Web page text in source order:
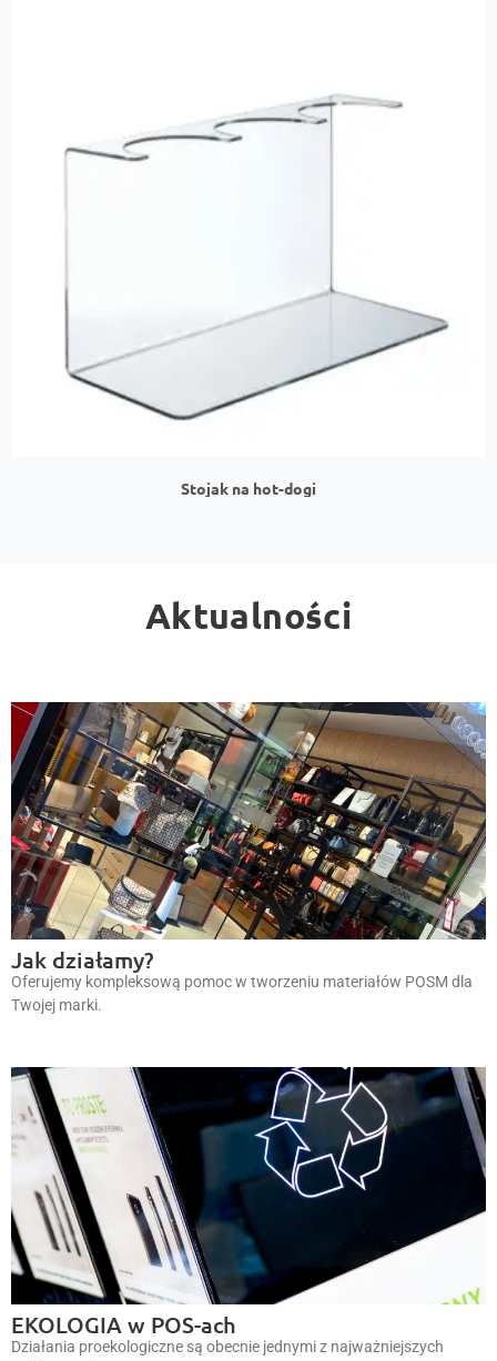
Stojak na hot-dogi
Aktualności
Jak działamy?
Oferujemy kompleksową pomoc w tworzeniu materiałów POSM dla
Twojej marki.
EKOLOGIA w POS-ach
Działania proekologiczne są obecnie jednymi z najważniejszych